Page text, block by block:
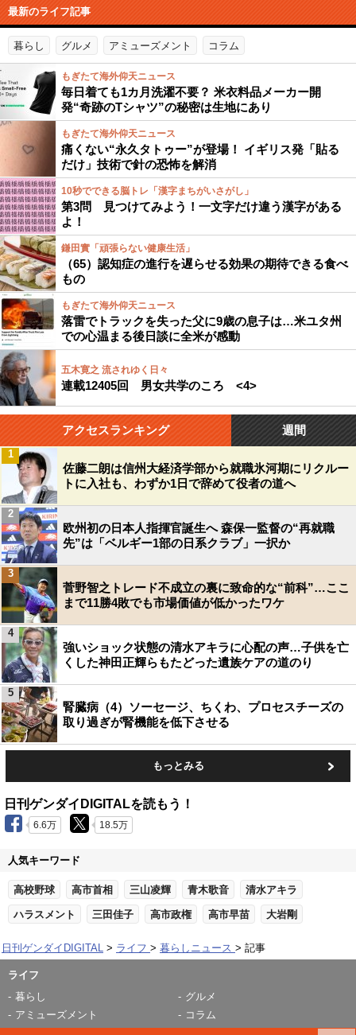
最新のライフ記事
暮らし グルメ アミューズメント コラム
もぎたて海外仰天ニュース
毎日着ても1カ月洗濯不要？ 米衣料品メーカー開
発“奇跡のTシャツ”の秘密は生地にあり
もぎたて海外仰天ニュース
痛くない“永久タトゥー”が登場！ イギリス発「貼る
だけ」技術で針の恐怖を解消
10秒でできる脳トレ「漢字まちがいさがし」
第3問 見つけてみよう！一文字だけ違う漢字がある
よ！
鎌田實「頑張らない健康生活」
（65）認知症の進行を遅らせる効果の期待できる食べ
もの
もぎたて海外仰天ニュース
落雷でトラックを失った父に9歳の息子は…米ユタ州
での心温まる後日談に全米が感動
五木寛之 流されゆく日々
連載12405回 男女共学のころ <4>
アクセスランキング 週間
佐藤二朗は信州大経済学部から就職氷河期にリクルー
トに入社も、わずか1日で辞めて役者の道へ
1
欧州初の日本人指揮官誕生へ 森保一監督の“再就職
先”は「ベルギー1部の日系クラブ」一択か
2
菅野智之トレード不成立の裏に致命的な“前科”…ここ
まで11勝4敗でも市場価値が低かったワケ
3
強いショック状態の清水アキラに心配の声…子供を亡
くした神田正輝らもたどった遺族ケアの道のり
4
腎臓病（4）ソーセージ、ちくわ、プロセスチーズの
取り過ぎが腎機能を低下させる
5
もっとみる
日刊ゲンダイDIGITALを読もう！
6.6万 18.5万
人気キーワード
高校野球 高市首相 三山凌輝 青木歌音 清水アキラ
ハラスメント 三田佳子 高市政権 高市早苗 大岩剛
日刊ゲンダイDIGITAL ライフ 暮らしニュース 記事
ライフ
暮らし
グルメ
アミューズメント
コラム